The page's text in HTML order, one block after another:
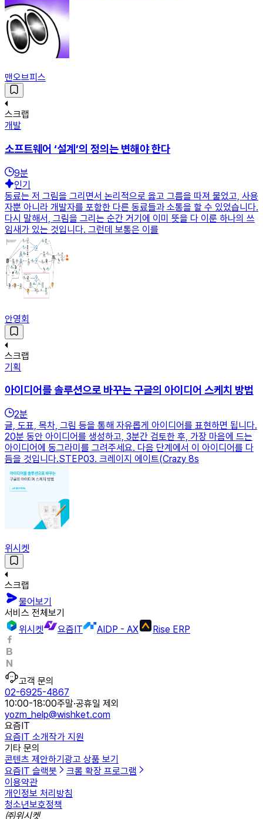
맨오브피스
스크랩
개발
소프트웨어 ‘설계’의 정의는 변해야 한다
9분
인기
동료는 저 그림을 그리면서 논리적으로 옳고 그름을 따져 물었고, 사용
자뿐 아니라 개발자를 포함한 다른 동료들과 소통을 할 수 있었습니다.
다시 말해서, 그림을 그리는 순간 거기에 이미 뜻을 다 이룬 하나의 쓰
임새가 있는 것입니다. 그런데 보통은 이를
안영회
스크랩
기획
아이디어를 솔루션으로 바꾸는 구글의 아이디어 스케치 방법
2분
글, 도표, 목차, 그림 등을 통해 자유롭게 아이디어를 표현하면 됩니다.
20분 동안 아이디어를 생성하고, 3분간 검토한 후, 가장 마음에 드는
아이디어에 동그라미를 그려주세요. 다음 단계에서 이 아이디어를 다
듬을 것입니다.STEP03. 크레이지 에이트(Crazy 8s
위시켓
스크랩
물어보기
서비스 전체보기
위시켓
요즘IT AIDP - AX Rise ERP
고객 문의
02-6925-4867
10:00-18:00주말·공휴일 제외
yozm_help@wishket.com
요즘IT
요즘IT 소개작가 지원
기타 문의
콘텐츠 제안하기 광고 상품 보기
요즘IT 슬랙봇
크롬 확장 프로그램
이용약관
개인정보 처리방침
청소년보호정책
㈜위시켓